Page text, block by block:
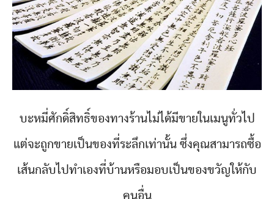
บะหมี่ศักดิ์สิทธิ์ของทางร้านไม่ได้มีขายในเมนูทั่วไป
แต่จะถูกขายเป็นของที่ระลึกเท่านั้น ซึ่งคุณสามารถซื้อ
เส้นกลับไปทำเองที่บ้านหรือมอบเป็นของขวัญให้กับ
คนอื่น